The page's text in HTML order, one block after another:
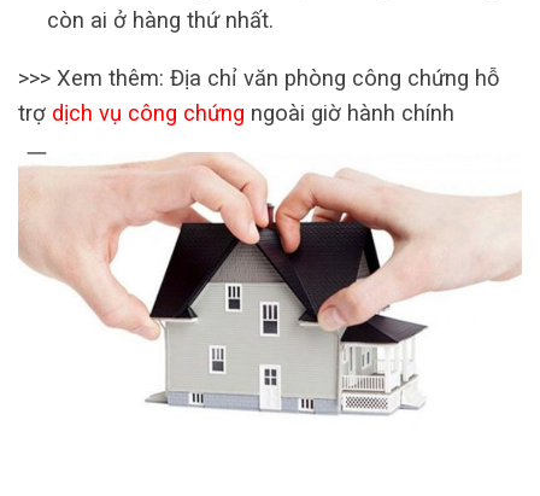
còn ai ở hàng thứ nhất.
>>> Xem thêm: Địa chỉ văn phòng công chứng hỗ
trợ dịch vụ công chứng ngoài giờ hành chính